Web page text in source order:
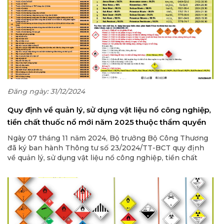
Đăng ngày: 31/12/2024
Quy định về quản lý, sử dụng vật liệu nổ công nghiệp,
tiền chất thuốc nổ mới năm 2025 thuộc thẩm quyền
quản lý của Bộ Công Thương
Ngày 07 tháng 11 năm 2024, Bộ trưởng Bộ Công Thương
đã ký ban hành Thông tư số 23/2024/TT-BCT quy định
về quản lý, sử dụng vật liệu nổ công nghiệp, tiền chất